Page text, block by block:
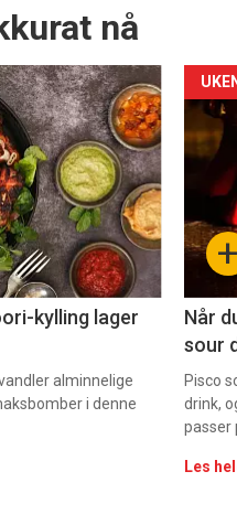
nå
kylling lager
alminnelige
i denne
nå
-
+
Når
sour
Pisco
drink,
passer
Les